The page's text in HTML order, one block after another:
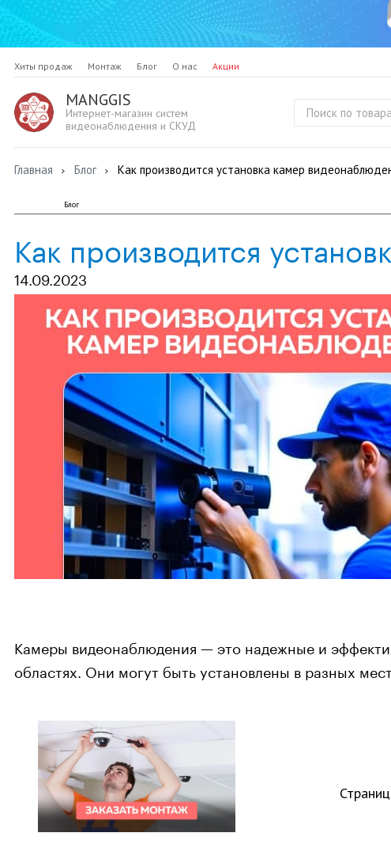
Хиты продаж Монтаж Блог О нас Акции
MANGGIS
Интернет-магазин систем
видеонаблюдения и СКУД
Главная Блог Как производится установка камер
Блог
Как производится
14.09.2023
Камеры видеонаблюдения — это надежные и
областях. Они могут быть установлены в разных